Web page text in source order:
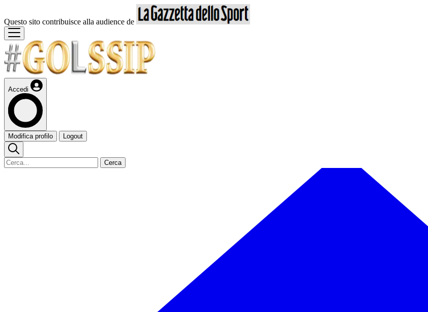
Questo sito contribuisce alla audience de
Accedi
Modifica profilo Logout
Cerca